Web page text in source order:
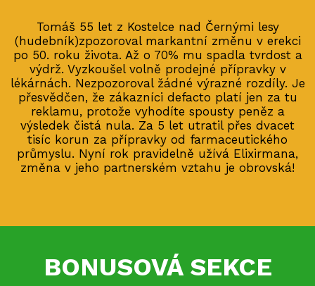
Tomáš 55 let z Kostelce nad Černými lesy
(hudebník)zpozoroval markantní změnu v erekci
po 50. roku života. Až o 70% mu spadla tvrdost a
výdrž. Vyzkoušel volně prodejné přípravky v
lékárnách. Nezpozoroval žádné výrazné rozdíly. Je
přesvědčen, že zákazníci defacto platí jen za tu
reklamu, protože vyhodíte spousty peněz a
výsledek čistá nula. Za 5 let utratil přes dvacet
tisíc korun za přípravky od farmaceutického
průmyslu. Nyní rok pravidelně užívá Elixirmana,
změna v jeho partnerském vztahu je obrovská!
BONUSOVÁ SEKCE